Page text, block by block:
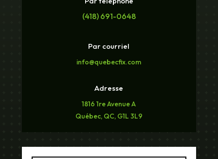
(418) 691-0648
Par courriel
info@quebecfix.com
Adresse
1816 1re Avenue A
Québec, QC, G1L 3L9